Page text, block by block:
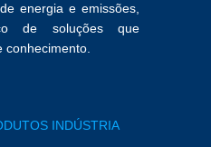
energia e emissões,
de soluções que
conhecimento.
INDÚSTRIA